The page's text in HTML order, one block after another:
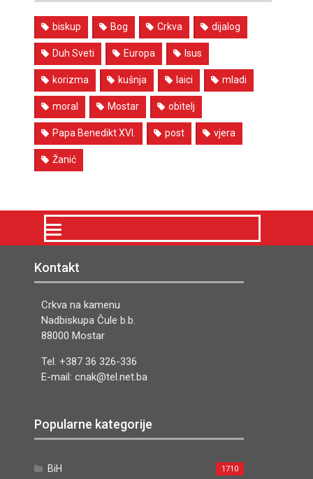
biskup Bog Crkva dijalog
Duh Sveti Europa Isus
korizma kušnja laici mladi
moral Mostar obitelj
Papa Benedikt XVI. post vjera
Žanić
Kontakt
Crkva na kamenu
Nadbiskupa Čule b.b.
88000 Mostar
Tel. +387 36 326-336
E-mail: cnak@tel.net.ba
Popularne kategorije
BiH 1710